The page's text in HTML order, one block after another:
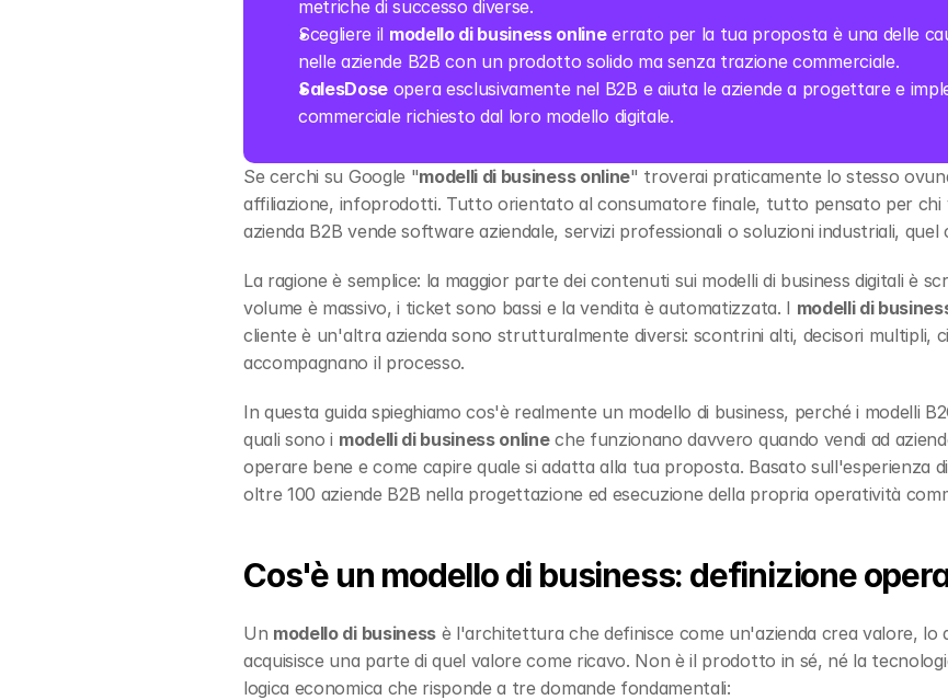
metriche di successo diverse.
Scegliere il modello di business online errato per la tua proposta è una delle
nelle aziende B2B con un prodotto solido ma senza trazione commerciale.
SalesDose opera esclusivamente nel B2B e aiuta le aziende a progettare e
commerciale richiesto dal loro modello digitale.
Se cerchi su Google "modelli di business online" troverai praticamente lo stesso
affiliazione, infoprodotti. Tutto orientato al consumatore finale, tutto pensato per chi
azienda B2B vende software aziendale, servizi professionali o soluzioni industriali,
La ragione è semplice: la maggior parte dei contenuti sui modelli di business digitali è
volume è massivo, i ticket sono bassi e la vendita è automatizzata. I modelli di
cliente è un'altra azienda sono strutturalmente diversi: scontrini alti, decisori multipli,
accompagnano il processo.
In questa guida spieghiamo cos'è realmente un modello di business, perché i modelli
quali sono i modelli di business online che funzionano davvero quando vendi ad
operare bene e come capire quale si adatta alla tua proposta. Basato sull'esperienza di
oltre 100 aziende B2B nella progettazione ed esecuzione della propria operatività
Cos'è un modello di business: definizione
Un modello di business è l'architettura che definisce come un'azienda crea valore, lo
acquisisce una parte di quel valore come ricavo. Non è il prodotto in sé, né la
logica economica che risponde a tre domande fondamentali: